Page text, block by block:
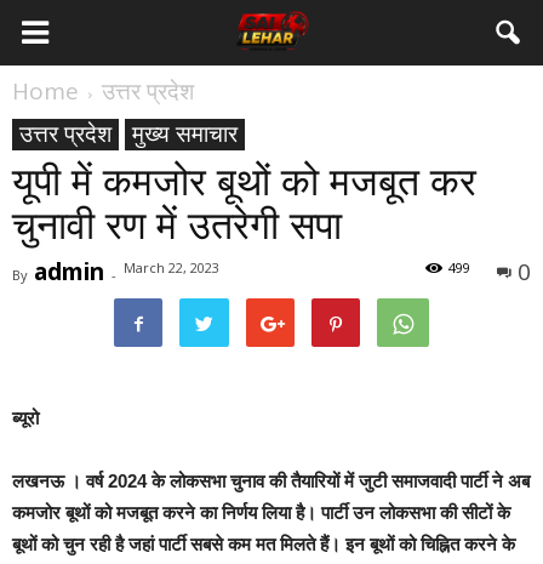
Home
उत्तर प्रदेश
उत्तर प्रदेश
मुख्य समाचार
यूपी में कमजोर बूथों को मजबूत कर
चुनावी रण में उतरेगी सपा
By admin - March 22, 2023 0
499
ब्यूरो
लखनऊ ।वर्ष 2024 के लोकसभा चुनाव की तैयारियों में जुटी समाजवादी पार्टी ने अब
कमजोर बूथों को मजबूत करने का निर्णय लिया है। पार्टी उन लोकसभा की सीटों के
बूथों को चुन रही है जहां पार्टी सबसे कम मत मिलते हैं। इन बूथों को चिह्नित करने के